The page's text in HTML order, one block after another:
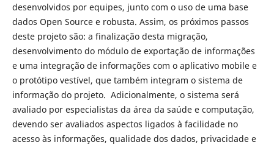
desenvolvidos por equipes, junto com o uso de uma base
dados Open Source e robusta. Assim, os próximos passos
deste projeto são: a finalização desta migração,
desenvolvimento do módulo de exportação de informações
e uma integração de informações com o aplicativo mobile e
o protótipo vestível, que também integram o sistema de
informação do projeto. Adicionalmente, o sistema será
avaliado por especialistas da área da saúde e computação,
devendo ser avaliados aspectos ligados à facilidade no
acesso às informações, qualidade dos dados, privacidade e